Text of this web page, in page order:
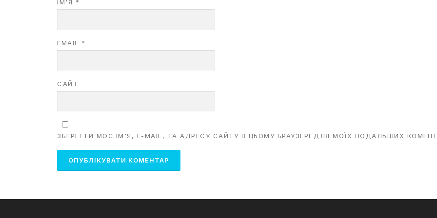
ІМ'Я *
EMAIL *
САЙТ
ЗБЕРЕГТИ МОЄ ІМ'Я, E-MAIL, ТА АДРЕСУ САЙТУ В ЦЬОМУ БРАУЗЕРІ ДЛЯ МОЇХ ПОДАЛЬШИХ